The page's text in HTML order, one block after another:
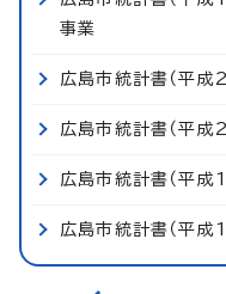
事業
広島市統計書（平
広島市統計書（平
広島市統計書（平
広島市統計書（平